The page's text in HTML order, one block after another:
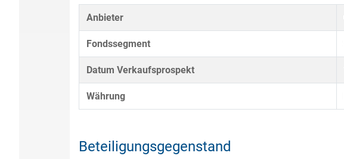
Anbieter
Fondssegment
Datum Verkaufsprospekt
Währung
Beteiligungsgegenstand